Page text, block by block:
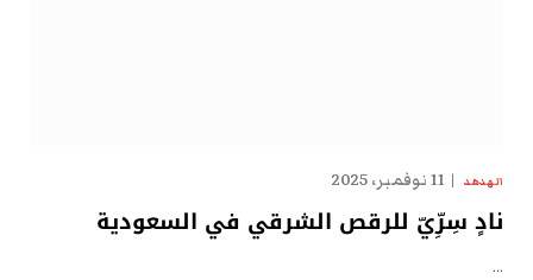
الهدهد 11 نوفمبر، 2025
نادٍ سِرِّيّ للرقص الشرقي في السعودية
…